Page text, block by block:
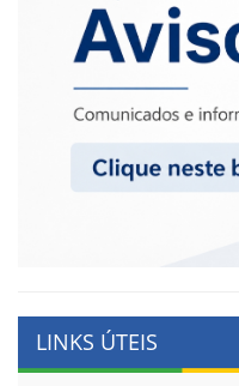
LINKS ÚTEIS